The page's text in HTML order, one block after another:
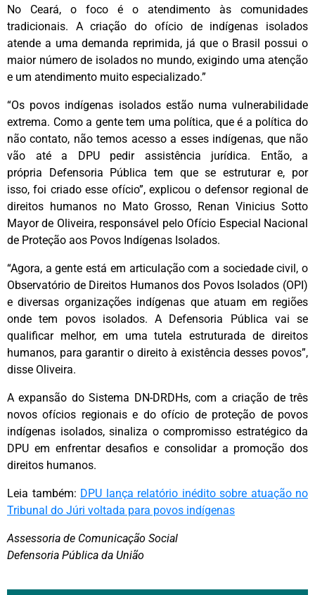
No Ceará, o foco é o atendimento às comunidades
tradicionais. A criação do ofício de indígenas isolados
atende a uma demanda reprimida, já que o Brasil possui o
maior número de isolados no mundo, exigindo uma atenção
e um atendimento muito especializado.”
“Os povos indígenas isolados estão numa vulnerabilidade
extrema. Como a gente tem uma política, que é a política do
não contato, não temos acesso a esses indígenas, que não
vão até a DPU pedir assistência jurídica. Então, a
própria Defensoria Pública tem que se estruturar e, por
isso, foi criado esse ofício”, explicou o defensor regional de
direitos humanos no Mato Grosso, Renan Vinicius Sotto
Mayor de Oliveira, responsável pelo Ofício Especial Nacional
de Proteção aos Povos Indígenas Isolados.
“Agora, a gente está em articulação com a sociedade civil, o
Observatório de Direitos Humanos dos Povos Isolados (OPI)
e diversas organizações indígenas que atuam em regiões
onde tem povos isolados. A Defensoria Pública vai se
qualificar melhor, em uma tutela estruturada de direitos
humanos, para garantir o direito à existência desses povos”,
disse Oliveira.
A expansão do Sistema DN-DRDHs, com a criação de três
novos ofícios regionais e do ofício de proteção de povos
indígenas isolados, sinaliza o compromisso estratégico da
DPU em enfrentar desafios e consolidar a promoção dos
direitos humanos.
Leia também: DPU lança relatório inédito sobre atuação no
Tribunal do Júri voltada para povos indígenas
Assessoria de Comunicação Social
Defensoria Pública da União